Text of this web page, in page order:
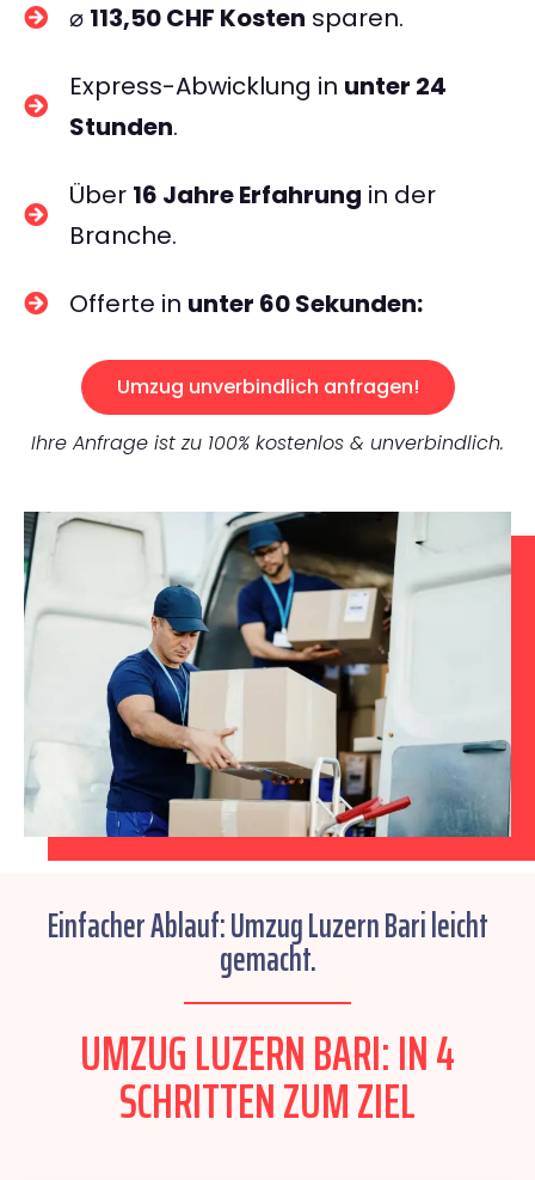
⌀ 113,50 CHF Kosten sparen.
Express-Abwicklung in unter 24
Stunden.
Über 16 Jahre Erfahrung in der
Branche.
Offerte in unter 60 Sekunden:
Umzug unverbindlich anfragen!
Ihre Anfrage ist zu 100% kostenlos & unverbindlich.
Einfacher Ablauf: Umzug Luzern Bari leicht
gemacht.
UMZUG LUZERN BARI: IN 4
SCHRITTEN ZUM ZIEL